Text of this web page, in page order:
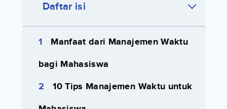
Daftar isi
Manfaat dari Manajemen Waktu
bagi Mahasiswa
10 Tips Manajemen Waktu untuk